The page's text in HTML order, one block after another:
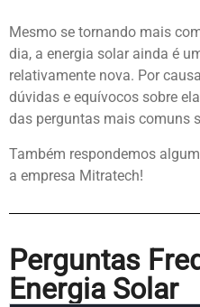
Mesmo se tornando mais
dia, a energia solar ainda é
relativamente nova. Por
dúvidas e equívocos sobre
das perguntas mais comuns
Também respondemos
a empresa Mitratech!
Perguntas
Energia Solar